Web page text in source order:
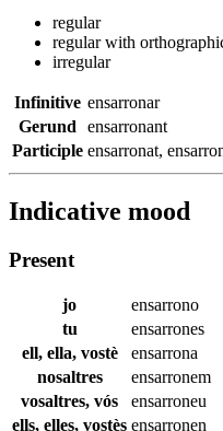
regular
regular with
irregular
Infinitive ensarronar
Gerund
ensarronant
Participle ensarronat,
Indicative mood
Present
jo
ensarrono
tu
ensarrones
ell, ella, vostè
ensarrona
nosaltres
ensarronem
vosaltres, vós
ensarroneu
ells, elles, vostès ensarronen